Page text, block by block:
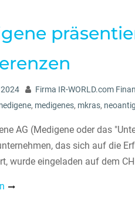
Firma IR-WORLD.com
, medigenes, mkras,
AG (Medigene oder das
das sich auf die
wurde eingeladen auf dem